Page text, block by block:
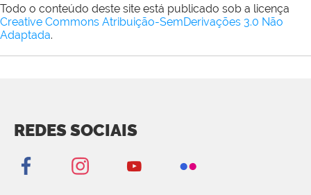
Todo o conteúdo deste site está publicado sob a licença
Creative Commons Atribuição-SemDerivações 3.0 Não
Adaptada.
REDES SOCIAIS